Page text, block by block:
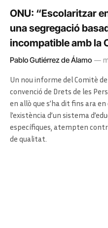
ONU: “Escolaritzar
una segregació
incompatible amb la
Pablo Gutiérrez de Álamo
Un nou informe del Comitè de
convenció de Drets de les
en allò que s’ha dit fins ara
l’existència d’un sistema
específiques, atempten
de qualitat.